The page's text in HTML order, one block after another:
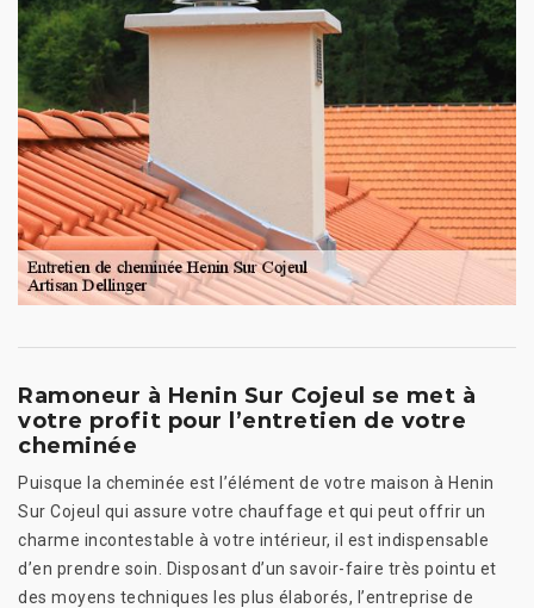
Ramoneur à Henin Sur Cojeul se met à
votre profit pour l’entretien de votre
cheminée
Puisque la cheminée est l’élément de votre maison à Henin
Sur Cojeul qui assure votre chauffage et qui peut offrir un
charme incontestable à votre intérieur, il est indispensable
d’en prendre soin. Disposant d’un savoir-faire très pointu et
des moyens techniques les plus élaborés, l’entreprise de